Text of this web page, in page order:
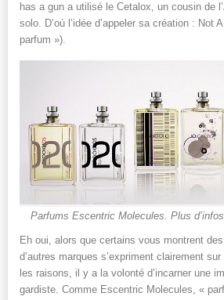
has a gun a utilisé le Cetalox, un cousin de
solo. D’où l’idée d’appeler sa création : Not
parfum »).
Parfums Escentric Molecules. Plus
Eh oui, alors que certains vous montrent
d’autres marques s’expriment clairement
les raisons, il y a la volonté d’incarner une
gardiste. Comme Escentric Molecules, «